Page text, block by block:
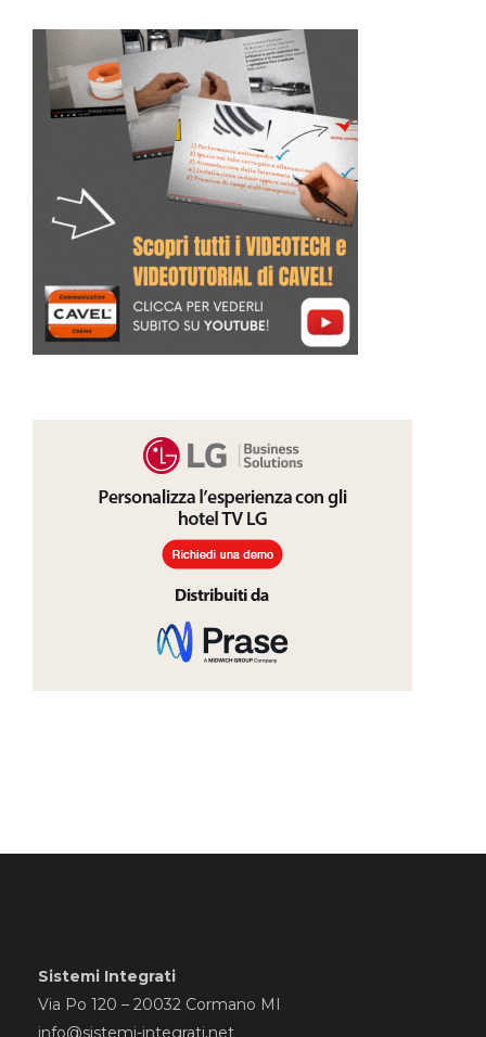
Sistemi Integrati
Via Po 120 – 20032 Cormano MI
info@sistemi-integrati.net